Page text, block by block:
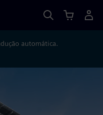
automática.